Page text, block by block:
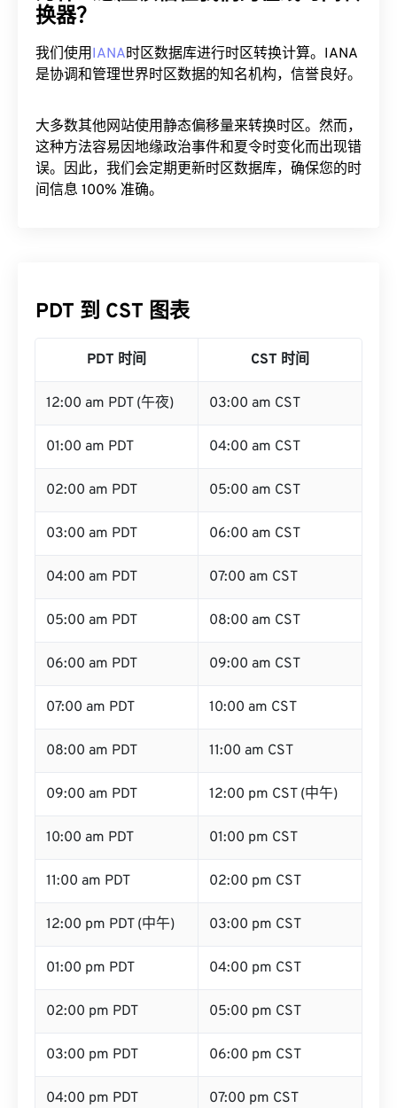
换器？
我们使用IANA时区数据库进行时区转换计算。IANA
是协调和管理世界时区数据的知名机构，信誉良好。
大多数其他网站使用静态偏移量来转换时区。然而，
这种方法容易因地缘政治事件和夏令时变化而出现错
误。因此，我们会定期更新时区数据库，确保您的时
间信息 100% 准确。
PDT 到 CST 图表
PDT 时间 CST 时间
12:00 am PDT (午夜) 03:00 am CST
01:00 am PDT 04:00 am CST
02:00 am PDT 05:00 am CST
03:00 am PDT 06:00 am CST
04:00 am PDT 07:00 am CST
05:00 am PDT 08:00 am CST
06:00 am PDT 09:00 am CST
07:00 am PDT 10:00 am CST
08:00 am PDT 11:00 am CST
09:00 am PDT 12:00 pm CST (中午)
10:00 am PDT 01:00 pm CST
11:00 am PDT 02:00 pm CST
12:00 pm PDT (中午) 03:00 pm CST
01:00 pm PDT 04:00 pm CST
02:00 pm PDT 05:00 pm CST
03:00 pm PDT 06:00 pm CST
04:00 pm PDT 07:00 pm CST